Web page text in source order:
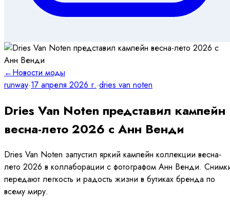
←Новости моды
runway·17 апреля 2026 г.·dries van noten
Dries Van Noten представил кампейн
весна-лето 2026 с Анн Венди
Dries Van Noten запустил яркий кампейн коллекции весна-
лето 2026 в коллаборации с фотографом Анн Венди.
передают легкость и радость жизни в бутиках бренда по
всему миру.